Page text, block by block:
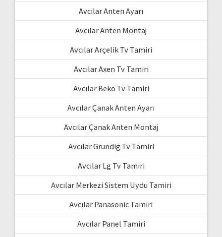
Avcılar Anten Ayarı
Avcılar Anten Montaj
Avcılar Arçelik Tv Tamiri
Avcılar Axen Tv Tamiri
Avcılar Beko Tv Tamiri
Avcılar Çanak Anten Ayarı
Avcılar Çanak Anten Montaj
Avcılar Grundig Tv Tamiri
Avcılar Lg Tv Tamiri
Avcılar Merkezi Sistem Uydu Tamiri
Avcılar Panasonic Tamiri
Avcılar Panel Tamiri